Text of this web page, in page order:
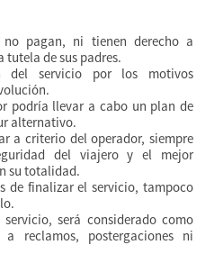
pagan, ni tienen derecho a
de sus padres.
del servicio por los motivos
podría llevar a cabo un plan de
alternativo.
a criterio del operador, siempre
del viajero y el mejor
su totalidad.
de finalizar el servicio, tampoco
será considerado como
reclamos, postergaciones ni